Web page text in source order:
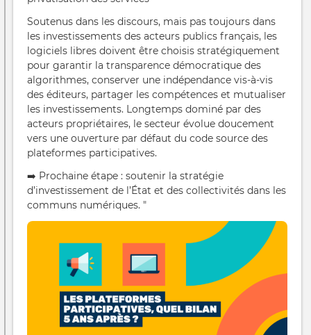
Soutenus dans les discours, mais pas toujours dans
les investissements des acteurs publics français, les
logiciels libres doivent être choisis stratégiquement
pour garantir la transparence démocratique des
algorithmes, conserver une indépendance vis-à-vis
des éditeurs, partager les compétences et mutualiser
les investissements. Longtemps dominé par des
acteurs propriétaires, le secteur évolue doucement
vers une ouverture par défaut du code source des
plateformes participatives.
➡️ Prochaine étape : soutenir la stratégie
d’investissement de l’État et des collectivités dans les
communs numériques. "